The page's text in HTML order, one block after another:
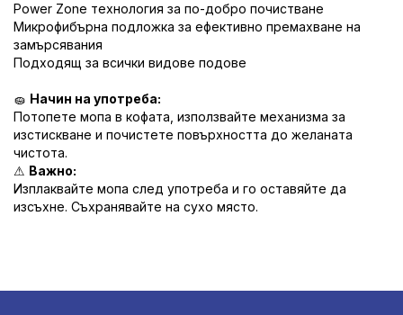
Power Zone технология за по-добро почистване
Микрофибърна подложка за ефективно премахване на
замърсявания
Подходящ за всички видове подове
🧽 Начин на употреба:
Потопете мопа в кофата, използвайте механизма за
изстискване и почистете повърхността до желаната
чистота.
⚠ Важно:
Изплаквайте мопа след употреба и го оставяйте да
изсъхне. Съхранявайте на сухо място.